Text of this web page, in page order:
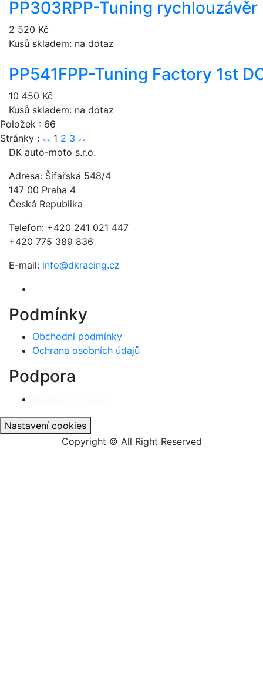
PP303RPP-Tuning
2 520 Kč
Kusů skladem: na dotaz
PP541FPP-Tuning Factory 1st
10 450 Kč
Kusů skladem: na dotaz
Položek : 66
Stránky : << 1 2 3 >>
DK auto-moto s.r.o.
Adresa: Šífařská 548/4
147 00 Praha 4
Česká Republika
Telefon: +420 241 021 447
+420 775 389 836
E-mail: info@dkracing.cz
Podmínky
Obchodní podmínky
Ochrana osobních údajů
Podpora
Nastavení cookies
Copyright © All Right Reserved